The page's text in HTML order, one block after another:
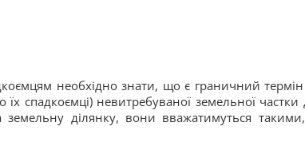
необхідно знати, що є граничний
спадкоємці) невитребуваної земельної частки
ділянку, вони вважатимуться